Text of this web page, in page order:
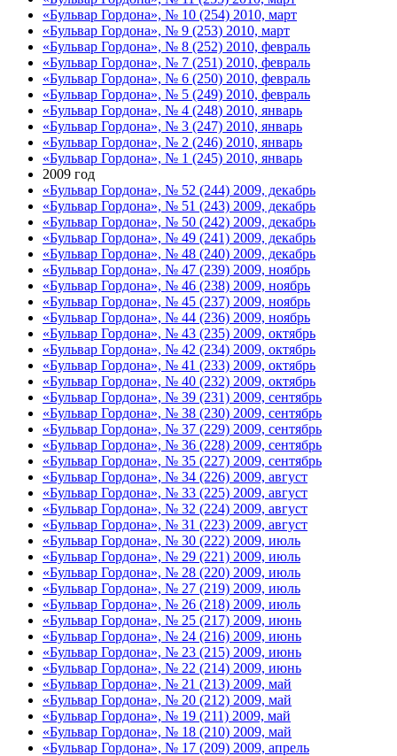
«Бульвар Гордона», № 10 (254) 2010, март
«Бульвар Гордона», № 9 (253) 2010, март
«Бульвар Гордона», № 8 (252) 2010, февраль
«Бульвар Гордона», № 7 (251) 2010, февраль
«Бульвар Гордона», № 6 (250) 2010, февраль
«Бульвар Гордона», № 5 (249) 2010, февраль
«Бульвар Гордона», № 4 (248) 2010, январь
«Бульвар Гордона», № 3 (247) 2010, январь
«Бульвар Гордона», № 2 (246) 2010, январь
«Бульвар Гордона», № 1 (245) 2010, январь
2009 год
«Бульвар Гордона», № 52 (244) 2009, декабрь
«Бульвар Гордона», № 51 (243) 2009, декабрь
«Бульвар Гордона», № 50 (242) 2009, декабрь
«Бульвар Гордона», № 49 (241) 2009, декабрь
«Бульвар Гордона», № 48 (240) 2009, декабрь
«Бульвар Гордона», № 47 (239) 2009, ноябрь
«Бульвар Гордона», № 46 (238) 2009, ноябрь
«Бульвар Гордона», № 45 (237) 2009, ноябрь
«Бульвар Гордона», № 44 (236) 2009, ноябрь
«Бульвар Гордона», № 43 (235) 2009, октябрь
«Бульвар Гордона», № 42 (234) 2009, октябрь
«Бульвар Гордона», № 41 (233) 2009, октябрь
«Бульвар Гордона», № 40 (232) 2009, октябрь
«Бульвар Гордона», № 39 (231) 2009, сентябрь
«Бульвар Гордона», № 38 (230) 2009, сентябрь
«Бульвар Гордона», № 37 (229) 2009, сентябрь
«Бульвар Гордона», № 36 (228) 2009, сентябрь
«Бульвар Гордона», № 35 (227) 2009, сентябрь
«Бульвар Гордона», № 34 (226) 2009, август
«Бульвар Гордона», № 33 (225) 2009, август
«Бульвар Гордона», № 32 (224) 2009, август
«Бульвар Гордона», № 31 (223) 2009, август
«Бульвар Гордона», № 30 (222) 2009, июль
«Бульвар Гордона», № 29 (221) 2009, июль
«Бульвар Гордона», № 28 (220) 2009, июль
«Бульвар Гордона», № 27 (219) 2009, июль
«Бульвар Гордона», № 26 (218) 2009, июль
«Бульвар Гордона», № 25 (217) 2009, июнь
«Бульвар Гордона», № 24 (216) 2009, июнь
«Бульвар Гордона», № 23 (215) 2009, июнь
«Бульвар Гордона», № 22 (214) 2009, июнь
«Бульвар Гордона», № 21 (213) 2009, май
«Бульвар Гордона», № 20 (212) 2009, май
«Бульвар Гордона», № 19 (211) 2009, май
«Бульвар Гордона», № 18 (210) 2009, май
«Бульвар Гордона», № 17 (209) 2009, апрель